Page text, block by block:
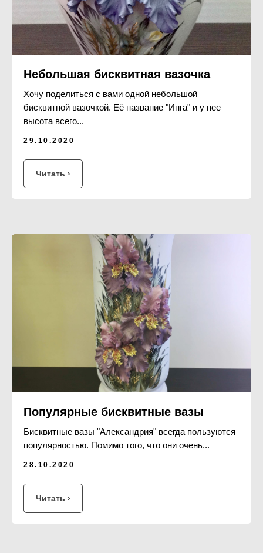
Небольшая бисквитная вазочка
Хочу поделиться с вами одной небольшой
бисквитной вазочкой. Её название "Инга" и у нее
высота всего...
29.10.2020
Читать ›
Популярные бисквитные вазы
Бисквитные вазы "Александрия" всегда пользуются
популярностью. Помимо того, что они очень...
28.10.2020
Читать ›